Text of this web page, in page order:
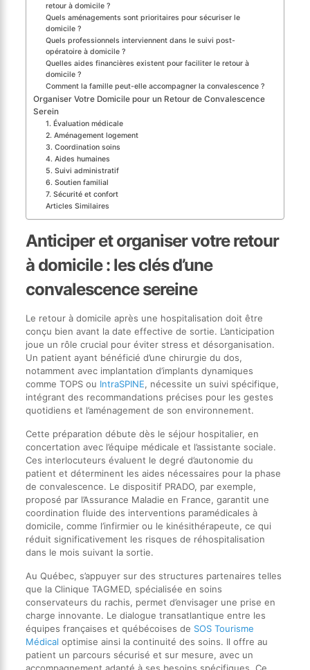
retour à domicile ?
Quels aménagements sont prioritaires pour sécuriser le
domicile ?
Quels professionnels interviennent dans le suivi post-
opératoire à domicile ?
Quelles aides financières existent pour faciliter le retour à
domicile ?
Comment la famille peut-elle accompagner la convalescence ?
Organiser Votre Domicile pour un Retour de Convalescence
Serein
1. Évaluation médicale
2. Aménagement logement
3. Coordination soins
4. Aides humaines
5. Suivi administratif
6. Soutien familial
7. Sécurité et confort
Articles Similaires
Anticiper et organiser votre retour
à domicile : les clés d’une
convalescence sereine
Le retour à domicile après une hospitalisation doit être
conçu bien avant la date effective de sortie. L’anticipation
joue un rôle crucial pour éviter stress et désorganisation.
Un patient ayant bénéficié d’une chirurgie du dos,
notamment avec implantation d’implants dynamiques
comme TOPS ou IntraSPINE, nécessite un suivi spécifique,
intégrant des recommandations précises pour les gestes
quotidiens et l’aménagement de son environnement.
Cette préparation débute dès le séjour hospitalier, en
concertation avec l’équipe médicale et l’assistante sociale.
Ces interlocuteurs évaluent le degré d’autonomie du
patient et déterminent les aides nécessaires pour la phase
de convalescence. Le dispositif PRADO, par exemple,
proposé par l’Assurance Maladie en France, garantit une
coordination fluide des interventions paramédicales à
domicile, comme l’infirmier ou le kinésithérapeute, ce qui
réduit significativement les risques de réhospitalisation
dans le mois suivant la sortie.
Au Québec, s’appuyer sur des structures partenaires telles
que la Clinique TAGMED, spécialisée en soins
conservateurs du rachis, permet d’envisager une prise en
charge innovante. Le dialogue transatlantique entre les
équipes françaises et québécoises de SOS Tourisme
Médical optimise ainsi la continuité des soins. Il offre au
patient un parcours sécurisé et sur mesure, avec un